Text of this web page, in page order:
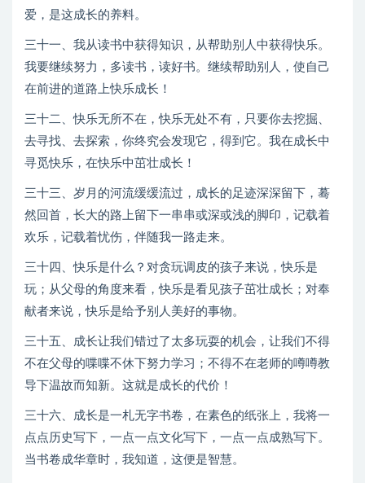
爱，是这成长的养料。
三十一、我从读书中获得知识，从帮助别人中获得快乐。
我要继续努力，多读书，读好书。继续帮助别人，使自己
在前进的道路上快乐成长！
三十二、快乐无所不在，快乐无处不有，只要你去挖掘、
去寻找、去探索，你终究会发现它，得到它。我在成长中
寻觅快乐，在快乐中茁壮成长！
三十三、岁月的河流缓缓流过，成长的足迹深深留下，蓦
然回首，长大的路上留下一串串或深或浅的脚印，记载着
欢乐，记载着忧伤，伴随我一路走来。
三十四、快乐是什么？对贪玩调皮的孩子来说，快乐是
玩；从父母的角度来看，快乐是看见孩子茁壮成长；对奉
献者来说，快乐是给予别人美好的事物。
三十五、成长让我们错过了太多玩耍的机会，让我们不得
不在父母的喋喋不休下努力学习；不得不在老师的噂噂教
导下温故而知新。这就是成长的代价！
三十六、成长是一札无字书卷，在素色的纸张上，我将一
点点历史写下，一点一点文化写下，一点一点成熟写下。
当书卷成华章时，我知道，这便是智慧。